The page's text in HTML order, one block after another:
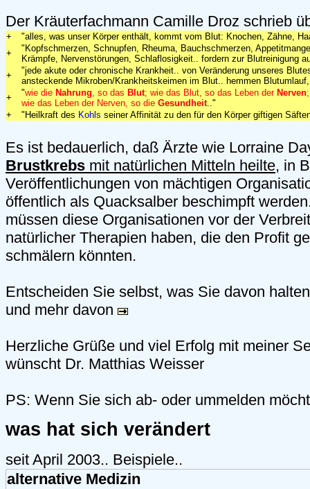
Der Kräuterfachmann Camille Droz schrieb
+
"alles, was unser Körper enthält, kommt vom Blut: Knochen, Zähne,
+
"Kopfschmerzen, Schnupfen, Rheuma, Bauchschmerzen,
Krämpfe, Nervenstörungen, Schlaflosigkeit.. fordern zur Blutreinigung
+
"jede akute oder chronische Krankheit.. von Veränderung unseres
ansteckende Mikroben/Krankheitskeimen im Blut.. hemmen
+
"wie die Nahrung , so das Blut; wie das Blut, so das Leben der Nerven;
wie das Leben der Nerven, so die Gesundheit.."
+
"Heilkraft des Kohls seiner Affinität zu den für den Körper giftigen
Es ist bedauerlich, daß Ärzte wie Lorraine
Brustkrebs mit natürlichen Mitteln heilte, in
Veröffentlichungen von mächtigen
öffentlich als Quacksalber beschimpft
müssen diese Organisationen vor der
natürlicher Therapien haben, die den Profit
schmälern könnten.
Entscheiden Sie selbst, was Sie davon
und mehr davon
Herzliche Grüße und viel Erfolg mit meiner
wünscht Dr. Matthias Weisser
PS: Wenn Sie sich ab- oder ummelden
was hat sich verändert
seit April 2003.. Beispiele..
alternative Medizin